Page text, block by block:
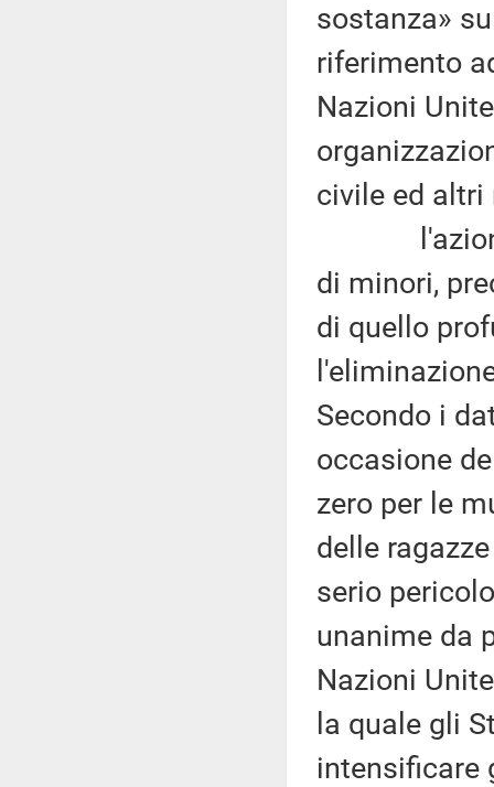
sostanza»
riferimento
Nazioni
civile ed
l'azione
di minori,
di quello
Secondo i
occasione
zero per le
delle
serio
unanime da
Nazioni
la quale gli
intensificare